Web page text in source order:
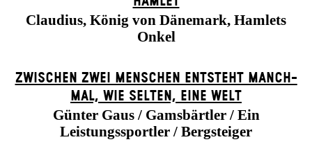
Claudius, König von Dänemark, Hamlets
Onkel
ZWISCHEN ZWEI MENSCHEN ENT­STEHT MANCH­
MAL, WIE SELTEN, EINE WELT
Günter Gaus / Gamsbärtler / Ein
Leistungssportler / Bergsteiger